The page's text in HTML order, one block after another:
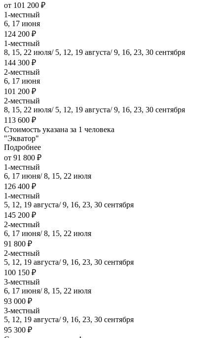
от 101 200 ₽
1-местный
6, 17 июня
124 200 ₽
1-местный
8, 15, 22 июля/ 5, 12, 19 августа/ 9, 16, 23, 30 сентября
144 300 ₽
2-местный
6, 17 июня
101 200 ₽
2-местный
8, 15, 22 июля/ 5, 12, 19 августа/ 9, 16, 23, 30 сентября
113 600 ₽
Стоимость указана за 1 человека
"Экватор"
Подробнее
от 91 800 ₽
1-местный
6, 17 июня/ 8, 15, 22 июля
126 400 ₽
1-местный
5, 12, 19 августа/ 9, 16, 23, 30 сентября
145 200 ₽
2-местный
6, 17 июня/ 8, 15, 22 июля
91 800 ₽
2-местный
5, 12, 19 августа/ 9, 16, 23, 30 сентября
100 150 ₽
3-местный
6, 17 июня/ 8, 15, 22 июля
93 000 ₽
3-местный
5, 12, 19 августа/ 9, 16, 23, 30 сентября
95 300 ₽